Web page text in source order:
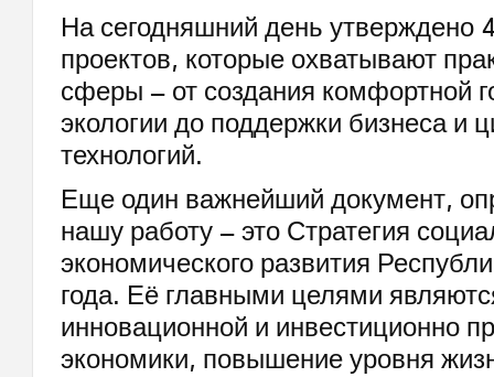
На сегодняшний день утверждено
проектов, которые охватывают
сферы – от создания комфортной
экологии до поддержки бизнеса и
технологий.
Еще один важнейший документ,
нашу работу – это Стратегия
экономического развития
года. Её главными целями
инновационной и инвестиционно
экономики, повышение уровня